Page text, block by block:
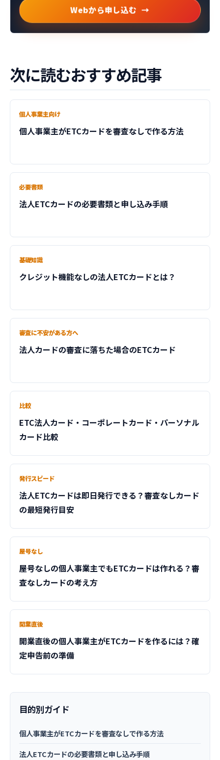
Webから申し込む
次に読むおすすめ記事
個人事業主向け
個人事業主がETCカードを審査なしで作る方法
必要書類
法人ETCカードの必要書類と申し込み手順
基礎知識
クレジット機能なしの法人ETCカードとは？
審査に不安がある方へ
法人カードの審査に落ちた場合のETCカード
比較
ETC法人カード・コーポレートカード・パーソナル
カード比較
発行スピード
法人ETCカードは即日発行できる？審査なしカード
の最短発行目安
屋号なし
屋号なしの個人事業主でもETCカードは作れる？審
査なしカードの考え方
開業直後
開業直後の個人事業主がETCカードを作るには？確
定申告前の準備
目的別ガイド
個人事業主がETCカードを審査なしで作る方法
法人ETCカードの必要書類と申し込み手順